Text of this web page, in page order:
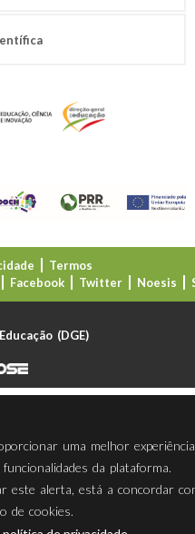
Termos
Facebook Twitter Noesis
(DGE)
uma melhor
da plataforma.
este alerta, está a concordar
de cookies.